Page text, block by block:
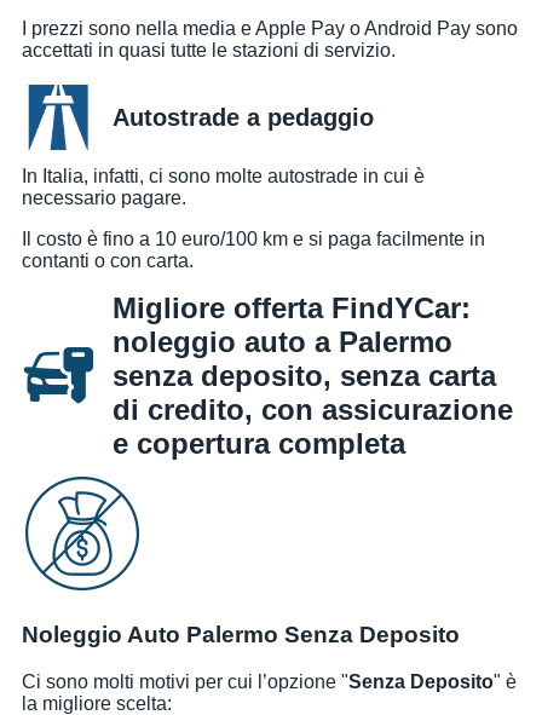
I prezzi sono nella media e Apple Pay o Android Pay sono
accettati in quasi tutte le stazioni di servizio.
Autostrade a pedaggio
In Italia, infatti, ci sono molte autostrade in cui è
necessario pagare.
Il costo è fino a 10 euro/100 km e si paga facilmente in
contanti o con carta.
Migliore offerta FindYCar:
noleggio auto a Palermo
senza deposito, senza carta
di credito, con assicurazione
e copertura completa
Noleggio Auto Palermo Senza Deposito
Ci sono molti motivi per cui l’opzione "Senza Deposito" è
la migliore scelta: